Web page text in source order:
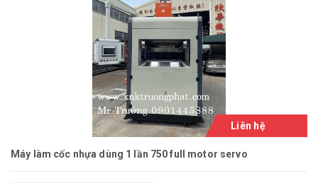
Liên hệ
Máy làm cốc nhựa dùng 1 lần 750 full motor servo